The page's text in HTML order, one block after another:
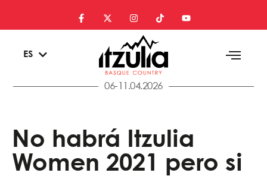
ES
EN
06-11.04.2026
No habrá Itzulia
Women 2021 pero si